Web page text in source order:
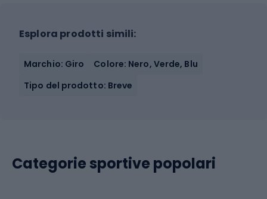
Esplora prodotti simili:
Marchio: Giro
Colore: Nero, Verde, Blu
Tipo del prodotto: Breve
Categorie sportive popolari